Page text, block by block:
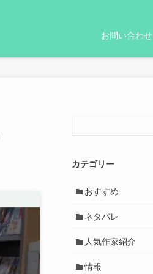
お問い合わせ
カテゴリー
おすすめ
ネタバレ
人気作家紹介
情報